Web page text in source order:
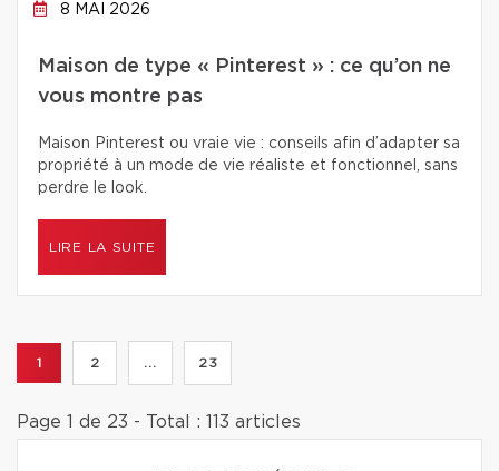
8 MAI 2026
Maison de type « Pinterest » : ce qu’on ne
vous montre pas
Maison Pinterest ou vraie vie : conseils afin d’adapter sa
propriété à un mode de vie réaliste et fonctionnel, sans
perdre le look.
LIRE LA SUITE
1 2 ... 23
Page 1 de 23 - Total : 113 articles